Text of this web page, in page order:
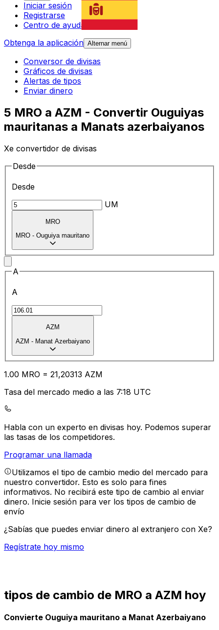
Iniciar sesión
Registrarse
Centro de ayuda
Obtenga la aplicación Alternar menú
Conversor de divisas
Gráficos de divisas
Alertas de tipos
Enviar dinero
5 MRO a AZM - Convertir Ouguiyas
mauritanas a Manats azerbaiyanos
Xe convertidor de divisas
Desde
Desde
UM
MRO
MRO - Ouguiya mauritano
A
A
AZM
AZM - Manat Azerbaiyano
1.00 MRO = 21,20313 AZM
Tasa del mercado medio a las 7:18 UTC
Habla con un experto en divisas hoy. Podemos superar
las tasas de los competidores.
Programar una llamada
Utilizamos el tipo de cambio medio del mercado para
nuestro convertidor. Esto es solo para fines
informativos. No recibirá este tipo de cambio al enviar
dinero. Inicie sesión para ver los tipos de cambio de
envío
¿Sabías que puedes enviar dinero al extranjero con Xe?
Regístrate hoy mismo
tipos de cambio de MRO a AZM hoy
Convierte Ouguiya mauritano a Manat Azerbaiyano